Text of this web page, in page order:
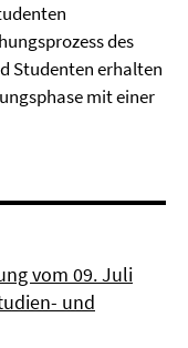
des
Studenten erhalten
mit einer
vom 09. Juli
und